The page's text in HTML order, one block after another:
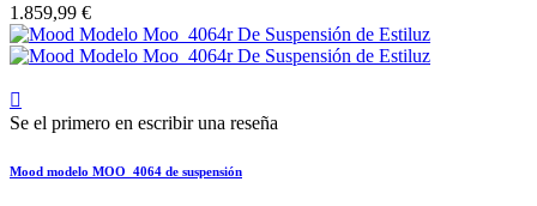
1.859,99 €

Se el primero en escribir una reseña
Mood modelo MOO_4064 de suspensión